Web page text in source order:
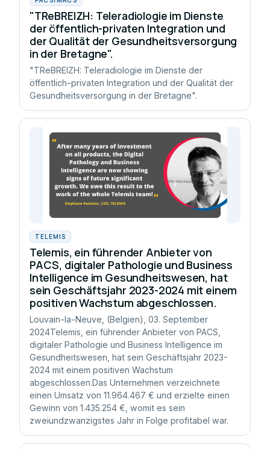
"TReBREIZH: Teleradiologie im Dienste
der öffentlich-privaten Integration und
der Qualität der Gesundheitsversorgung
in der Bretagne".
"TReBREIZH: Teleradiologie im Dienste der
öffentlich-privaten Integration und der Qualität der
Gesundheitsversorgung in der Bretagne".
TELEMIS
Telemis, ein führender Anbieter von
PACS, digitaler Pathologie und Business
Intelligence im Gesundheitswesen, hat
sein Geschäftsjahr 2023-2024 mit einem
positiven Wachstum abgeschlossen.
Louvain-la-Neuve, (Belgien), 03. September
2024Telemis, ein führender Anbieter von PACS,
digitaler Pathologie und Business Intelligence im
Gesundheitswesen, hat sein Geschäftsjahr 2023-
2024 mit einem positiven Wachstum
abgeschlossen.Das Unternehmen verzeichnete
einen Umsatz von 11.964.467 € und erzielte einen
Gewinn von 1.435.254 €, womit es sein
zweiundzwanzigstes Jahr in Folge profitabel war.